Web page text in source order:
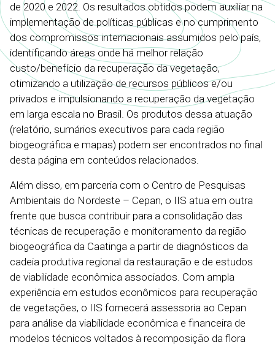
de 2020 e 2022. Os resultados obtidos podem auxiliar na
implementação de políticas públicas e no cumprimento
dos compromissos internacionais assumidos pelo país,
identificando áreas onde há melhor relação
custo/benefício da recuperação da vegetação,
otimizando a utilização de recursos públicos e/ou
privados e impulsionando a recuperação da vegetação
em larga escala no Brasil. Os produtos dessa atuação
(relatório, sumários executivos para cada região
biogeográfica e mapas) podem ser encontrados no final
desta página em conteúdos relacionados.
Além disso, em parceria com o Centro de Pesquisas
Ambientais do Nordeste – Cepan, o IIS atua em outra
frente que busca contribuir para a consolidação das
técnicas de recuperação e monitoramento da região
biogeográfica da Caatinga a partir de diagnósticos da
cadeia produtiva regional da restauração e de estudos
de viabilidade econômica associados. Com ampla
experiência em estudos econômicos para recuperação
de vegetações, o IIS fornecerá assessoria ao Cepan
para análise da viabilidade econômica e financeira de
modelos técnicos voltados à recomposição da flora